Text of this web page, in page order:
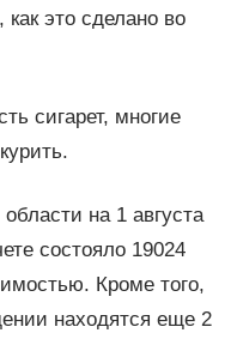
это сделано во
сигарет, многие
на 1 августа
состояло 19024
Кроме того,
находятся еще 2